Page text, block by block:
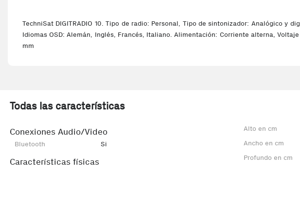
TechniSat DIGITRADIO 10. Tipo de radio: Personal, Tipo de sintonizador: Analógico y
Idiomas OSD: Alemán, Inglés, Francés, Italiano. Alimentación: Corriente alterna,
mm
Todas las características
Conexiones Audio/Video
Bluetooth Si
Características físicas
Alto en cm
Ancho en cm
Profundo en cm